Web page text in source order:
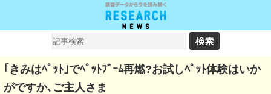
｢きみはﾍﾟｯﾄ｣でﾍﾟｯﾄﾌﾞｰﾑ再燃?お試しﾍﾟｯﾄ体験はいか
がですか､ご主人さま